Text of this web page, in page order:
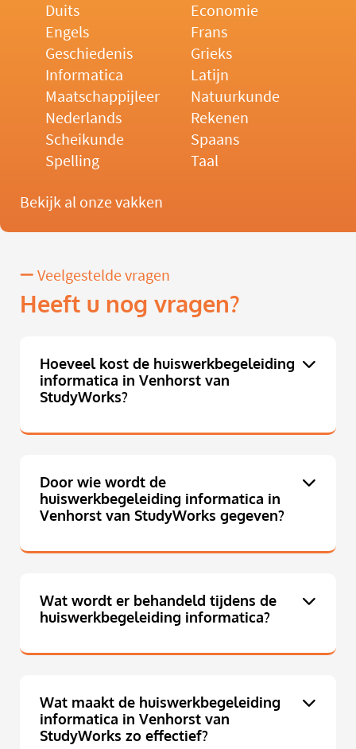
Duits
Economie
Engels
Frans
Geschiedenis
Grieks
Informatica
Latijn
Maatschappijleer
Natuurkunde
Nederlands
Rekenen
Scheikunde
Spaans
Spelling
Taal
Bekijk al onze vakken
Veelgestelde vragen
Heeft u nog vragen?
Hoeveel kost de huiswerkbegeleiding
informatica in Venhorst van
StudyWorks?
Door wie wordt de
huiswerkbegeleiding informatica in
Venhorst van StudyWorks gegeven?
Wat wordt er behandeld tijdens de
huiswerkbegeleiding informatica?
Wat maakt de huiswerkbegeleiding
informatica in Venhorst van
StudyWorks zo effectief?